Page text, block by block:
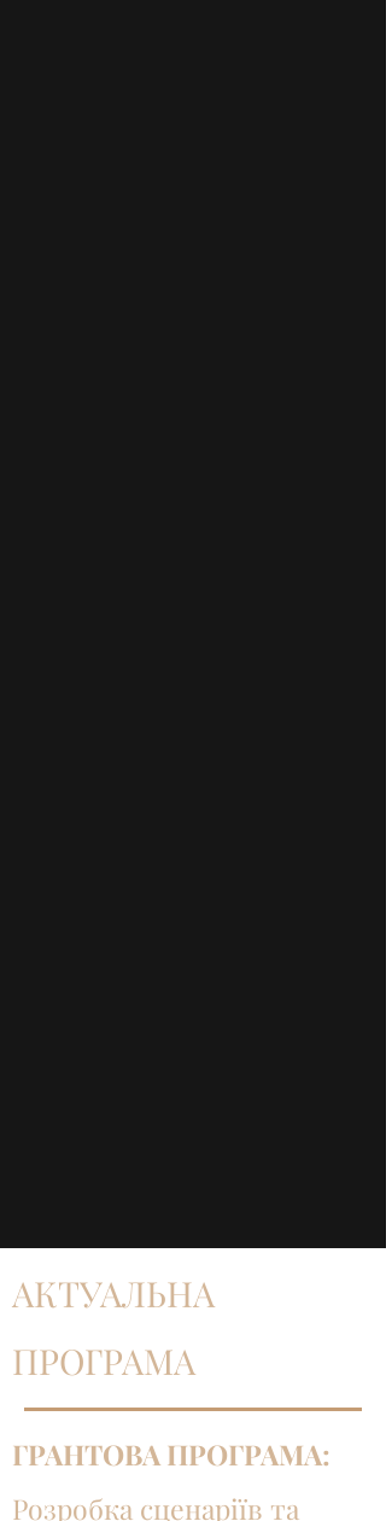
АКТУАЛЬНА
ПРОГРАМА
ГРАНТОВА ПРОГРАМА:
Розробка сценаріїв та